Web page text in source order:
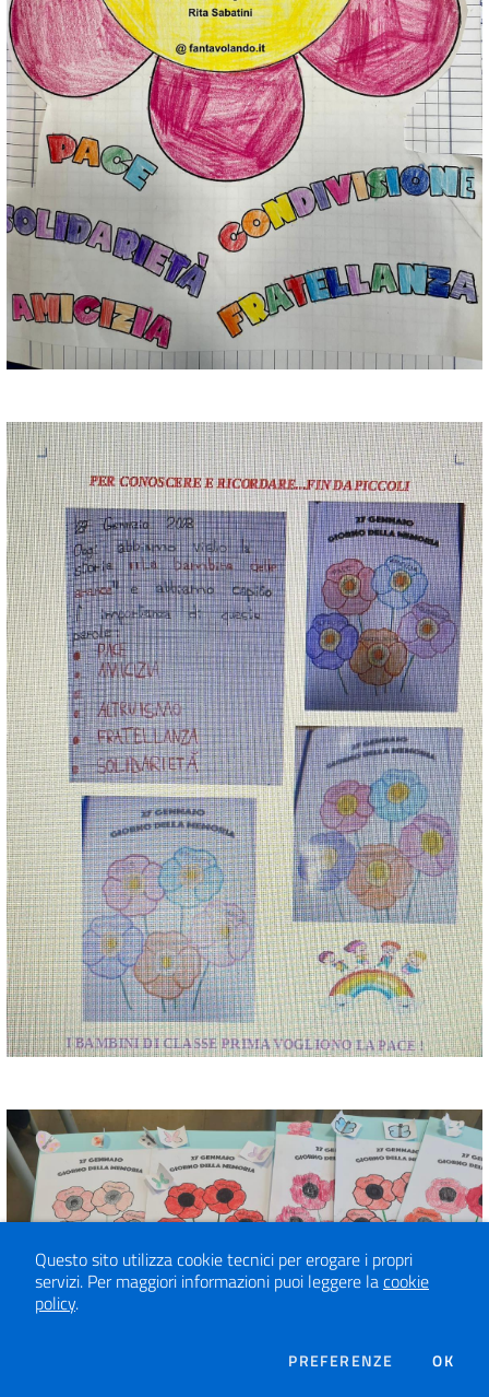
Questo sito utilizza cookie tecnici per erogare i propri
servizi. Per maggiori informazioni puoi leggere lacookie
policy.
PREFERENZE DEI COOKIE
OK